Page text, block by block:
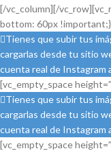
[/vc_column][/
bottom: 60px
Tienes que subir tus
cargarlas desde tu sitio
cuenta real de Instagram
[vc_empty_space
Tienes que subir tus
cargarlas desde tu sitio
cuenta real de Instagram
[vc_empty_space